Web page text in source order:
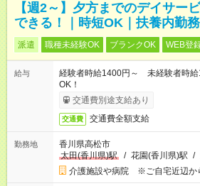
【週2～】夕方までのデイサー
できる！｜時短OK｜扶養内勤
派遣 職種未経験OK ブランクOK WEB登
給与
経験者時給1400円～ 未経験者時
OK！
交通費別途支給あり
交通費 交通費全額支給
勤務地
香川県高松市
太田(香川県)駅
/ 花園(香川県)駅 /
介護施設や病院 ※ご自宅近辺か